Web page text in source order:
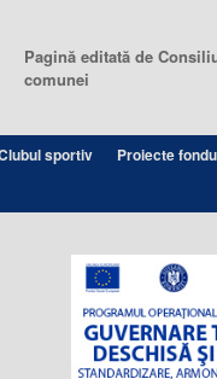
Pagină editată de
comunei
sportiv
Proiecte